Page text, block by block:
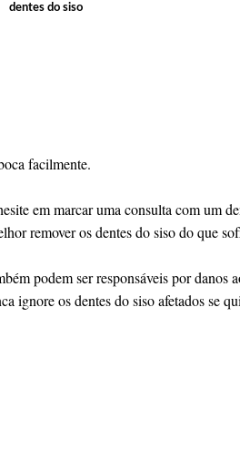
dentes do siso
facilmente.
em marcar uma consulta com um
remover os dentes do siso do que
podem ser responsáveis por danos
ignore os dentes do siso afetados se